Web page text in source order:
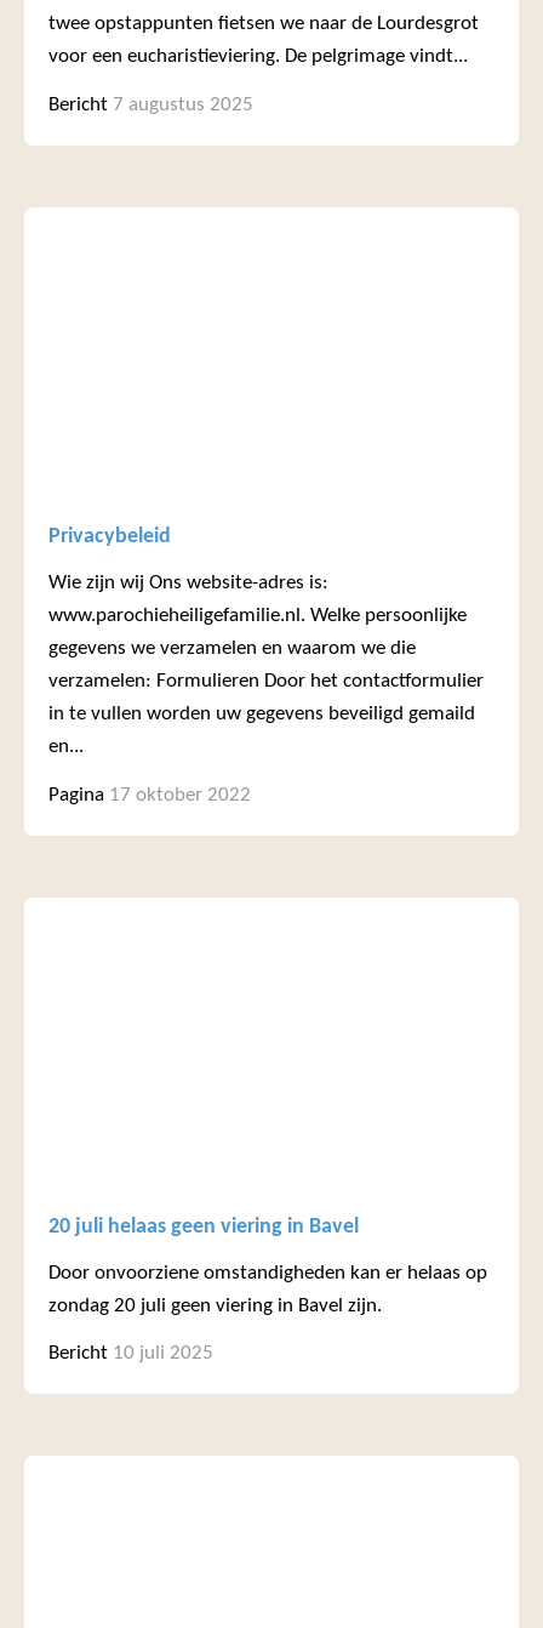
twee opstappunten fietsen we naar de Lourdesgrot
voor een eucharistieviering. De pelgrimage vindt...
Bericht 7 augustus 2025
Privacybeleid
Wie zijn wij Ons website-adres is:
www.parochieheiligefamilie.nl. Welke persoonlijke
gegevens we verzamelen en waarom we die
verzamelen: Formulieren Door het contactformulier
in te vullen worden uw gegevens beveiligd gemaild
en...
Pagina 17 oktober 2022
20 juli helaas geen viering in Bavel
Door onvoorziene omstandigheden kan er helaas op
zondag 20 juli geen viering in Bavel zijn.
Bericht 10 juli 2025